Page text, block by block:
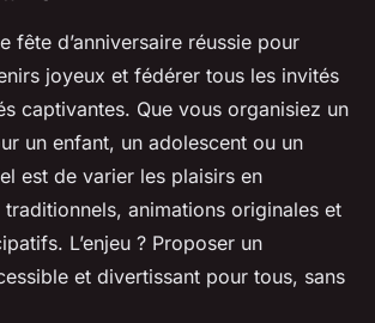
fête d’anniversaire réussie pour
joyeux et fédérer tous les invités
captivantes. Que vous organisiez un
un enfant, un adolescent ou un
est de varier les plaisirs en
animations originales et
L’enjeu ? Proposer un
et divertissant pour tous, sans